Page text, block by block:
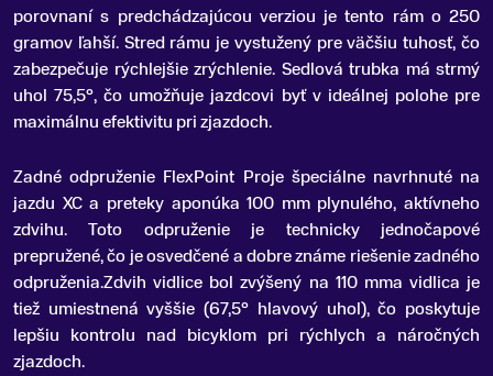
porovnaní s predchádzajúcou verziou je tento rám o 250
gramov ľahší. Stred rámu je vystužený pre väčšiu tuhosť, čo
zabezpečuje rýchlejšie zrýchlenie. Sedlová trubka má strmý
uhol 75,5°, čo umožňuje jazdcovi byť v ideálnej polohe pre
maximálnu efektivitu pri zjazdoch.
Zadné odpruženie FlexPoint Proje špeciálne navrhnuté na
jazdu XC a preteky aponúka 100 mm plynulého, aktívneho
zdvihu. Toto odpruženie je technicky jednočapové
prepružené, čo je osvedčené a dobre známe riešenie zadného
odpruženia.Zdvih vidlice bol zvýšený na 110 mma vidlica je
tiež umiestnená vyššie (67,5° hlavový uhol), čo poskytuje
lepšiu kontrolu nad bicyklom pri rýchlych a náročných
zjazdoch.